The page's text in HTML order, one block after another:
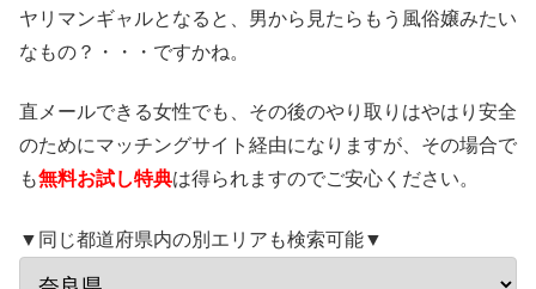
ヤリマンギャルとなると、男から見たらもう風俗嬢みたい
なもの？・・・ですかね。
直メールできる女性でも、その後のやり取りはやはり安全
のためにマッチングサイト経由になりますが、その場合で
も無料お試し特典は得られますのでご安心ください。
▼同じ都道府県内の別エリアも検索可能▼